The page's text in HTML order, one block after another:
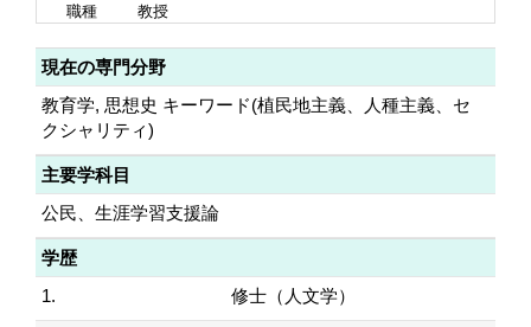
職種
教授
現在の専門分野
教育学, 思想史 キーワード(植民地主義、人種主義、セ
クシャリティ)
主要学科目
公民、生涯学習支援論
学歴
1.
修士（人文学）